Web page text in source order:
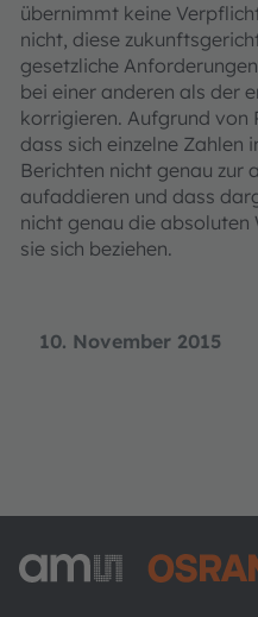
10. November 2015
übernimmt keine
nicht, diese
gesetzliche
bei einer anderen als der
korrigieren. Aufgrund von
dass sich einzelne Zahlen
Berichten nicht genau zur
aufaddieren und dass
nicht genau die
sie sich beziehen.